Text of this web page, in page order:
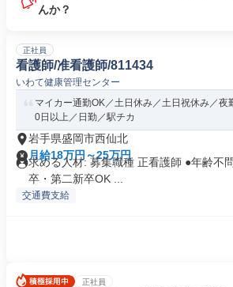
んか？
正社員
看護師/准看護師/811434
いわて健康管理センター
マイカー通勤OK／土日休み／土日祝休み／夜
0日以上／日勤／駅チカ
岩手県盛岡市西仙北
月給18万円～25万円
求める人材: 募集職種 正看護師 ●年齢不
卒・第二新卒OK ...
交通費支給
正社員